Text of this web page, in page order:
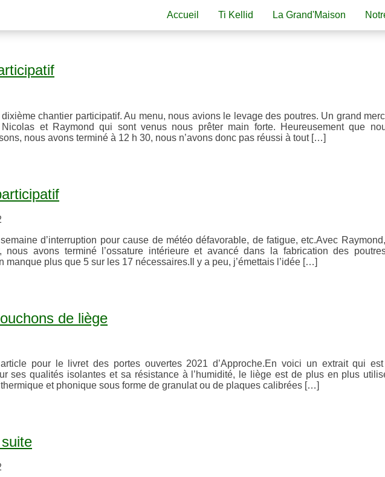
La Grand'Maison
Ti Kellid
Accueil
dixième chantier participatif. Au menu, nous avions le levage des poutres. Un grand
Nicolas et Raymond qui sont venus nous prêter main forte. Heureusement que
nous avons terminé à 12 h 30, nous n’avons donc pas réussi à tout […]
d’interruption pour cause de météo défavorable, de fatigue, etc.Avec
nous avons terminé l’ossature intérieure et avancé dans la fabrication des
manque plus que 5 sur les 17 nécessaires.Il y a peu, j’émettais l’idée […]
de liège
pour le livret des portes ouvertes 2021 d’Approche.En voici un extrait qui
ses qualités isolantes et sa résistance à l’humidité, le liège est de plus en plus
et phonique sous forme de granulat ou de plaques calibrées […]